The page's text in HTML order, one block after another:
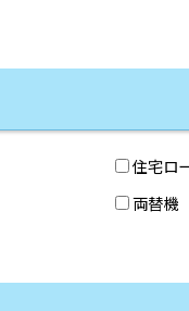
住宅ロ
両替機